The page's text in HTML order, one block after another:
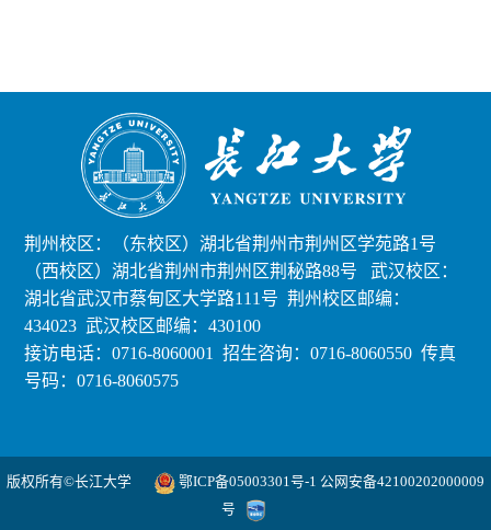
荆州校区：（东校区）湖北省荆州市荆州区学苑路1号
（西校区）湖北省荆州市荆州区荆秘路88号 武汉校区：
湖北省武汉市蔡甸区大学路111号 荆州校区邮编：
434023 武汉校区邮编：430100
接访电话：0716-8060001 招生咨询：0716-8060550 传真
号码：0716-8060575
版权所有©长江大学
鄂ICP备05003301号-1 公网安备42100202000009
号